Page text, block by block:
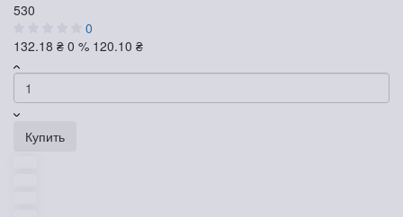
530
0
132.18 ₴ 0 % 120.10 ₴
Купить